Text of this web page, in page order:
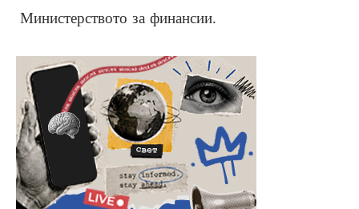
Министерството за финансии.